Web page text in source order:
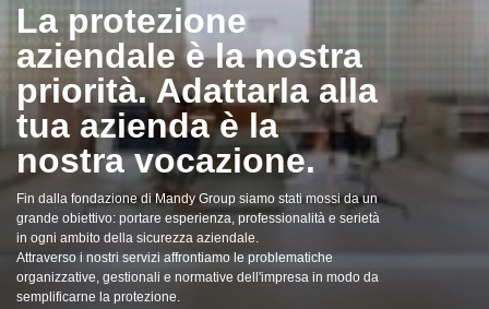
La protezione
aziendale è la nostra
priorità. Adattarla alla
tua azienda è la
nostra vocazione.
Fin dalla fondazione di Mandy Group siamo stati mossi da un
grande obiettivo: portare esperienza, professionalità e serietà
in ogni ambito della sicurezza aziendale.
Attraverso i nostri servizi affrontiamo le problematiche
organizzative, gestionali e normative dell'impresa in modo da
semplificarne la protezione.